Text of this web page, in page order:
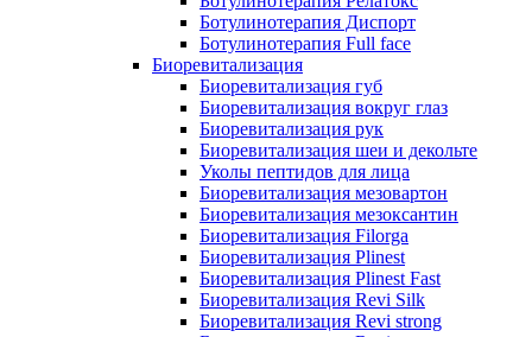
Ботулинотерапия Диспорт
Ботулинотерапия Full face
Биоревитализация
Биоревитализация губ
Биоревитализация вокруг глаз
Биоревитализация рук
Биоревитализация шеи и декольте
Уколы пептидов для лица
Биоревитализация мезовартон
Биоревитализация мезоксантин
Биоревитализация Filorga
Биоревитализация Plinest
Биоревитализация Plinest Fast
Биоревитализация Revi Silk
Биоревитализация Revi strong